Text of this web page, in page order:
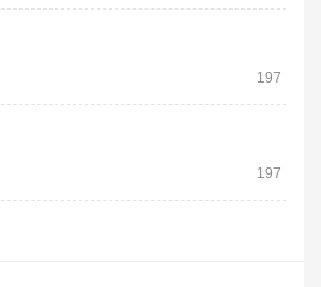
197
197